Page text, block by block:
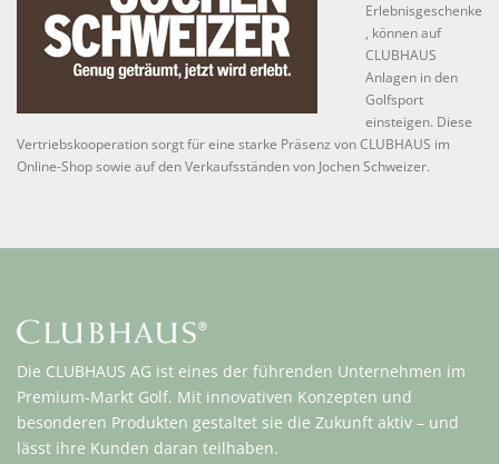
Erlebnisgeschenke
, können auf
CLUBHAUS
Anlagen in den
Golfsport
einsteigen. Diese
Vertriebskooperation sorgt für eine starke Präsenz von CLUBHAUS im
Online-Shop sowie auf den Verkaufsständen von Jochen Schweizer.
Die CLUBHAUS AG ist eines der führenden Unternehmen im
Premium-Markt Golf. Mit innovativen Konzepten und
besonderen Produkten gestaltet sie die Zukunft aktiv – und
lässt ihre Kunden daran teilhaben.